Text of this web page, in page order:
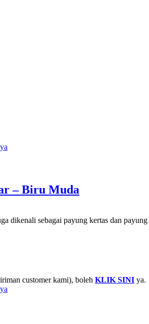
– Biru Muda
dikenali sebagai payung kertas dan
customer kami), boleh KLIK SINI ya.